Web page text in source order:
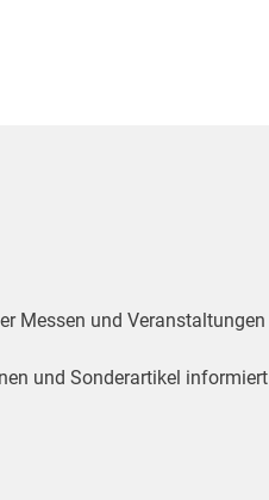
Messen und Veranstaltungen
und Sonderartikel informiert